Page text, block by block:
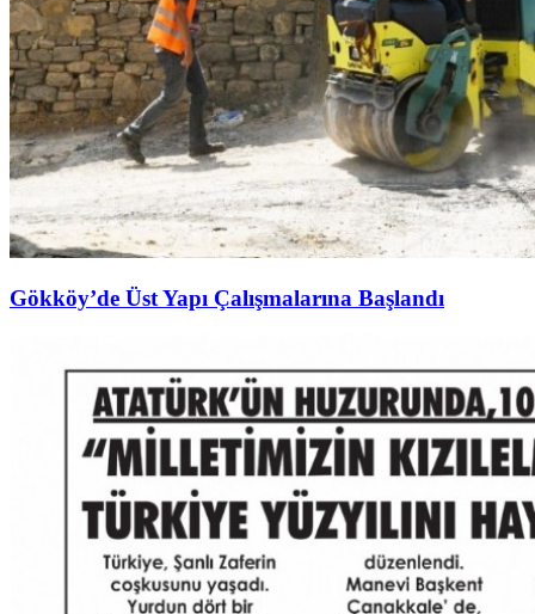
Gökköy’de Üst Yapı Çalışmalarına Başlandı